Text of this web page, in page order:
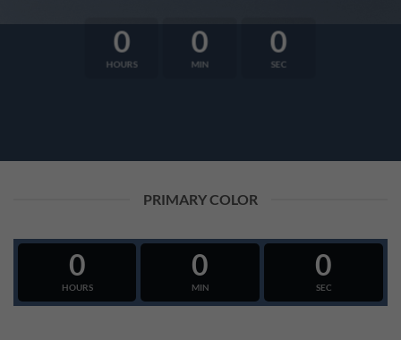
0
HOURS
0
MIN
0
SEC
PRIMARY COLOR
0
HOURS
0
MIN
0
SEC